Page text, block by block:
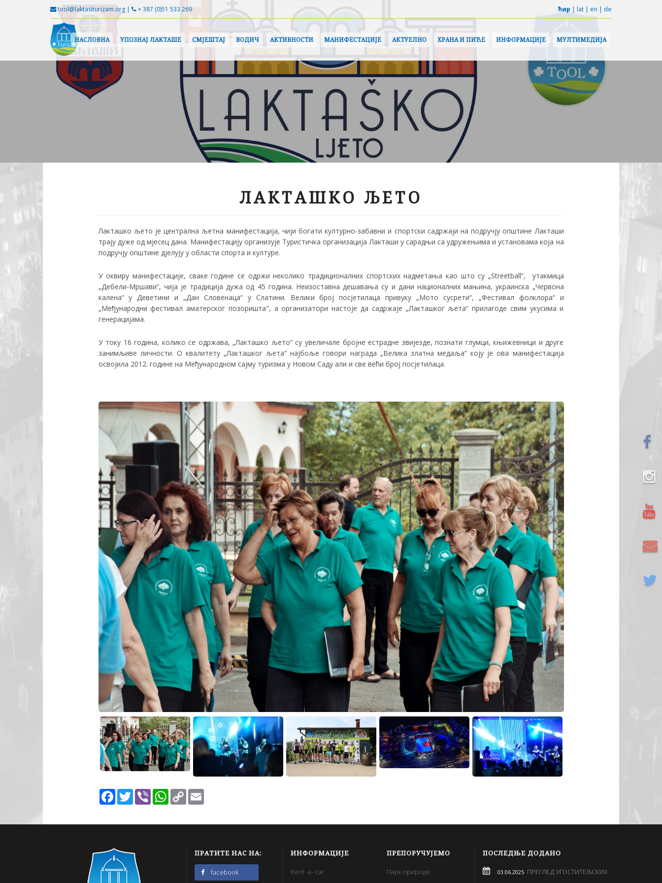
tool@laktasiturizam.org | + 387 (0)51 533 269 ћир | lat | en | de
НАСЛОВНА УПОЗНАЈ ЛАКТАШЕ СМЈЕШТАЈ ВОДИЧ АКТИВНОСТИ МАНИФЕСТАЦИЈЕ АКТУЕЛНО ХРАНА И ПИЋЕ ИНФОРМАЦИЈЕ МУЛТИМЕДИЈА
ЛАКТАШКО ЉЕТО
Лакташко љето је централна љетна манифестација, чији богати културно-забавни и спортски садржаји на подручју општине Лакташи
трају дуже од мјесец дана. Манифестацију организује Туристичка организација Лакташи у сарадњи са удружењима и установама која на
подручју општине дјелују у области спорта и културе.
У оквиру манифестације, сваке године се одржи неколико традиционалних спортских надметања као што су „Streetball“, утакмица
„Дебели-Мршави“, чија је традиција дужа од 45 година. Неизоставна дешавања су и дани националних мањина, украинска „Червона
калена“ у Деветини и „Дан Словенаца“ у Слатини. Велики број посјетилаца привуку „Мото сусрети“, „Фестивал фолклора“ и
„Међународни фестивал аматерског позоришта", а организатори настоје да садржаје „Лакташког љета“ прилагоде свим укусима и
генерацијама.
У току 16 година, колико се одржава, „Лакташко љето“ су увеличале бројне естрадне звијезде, познати глумци, књижевници и друге
занимљиве личности. О квалитету „Лакташког љета“ најбоље говори награда „Велика златна медаља“ коју је ова манифестација
освојила 2012. године на Међународном сајму туризма у Новом Саду али и све већи број посјетилаца.
Facebook
TwitterViber WhatsApp
Copy
Link
Email
ПРАТИТЕ НАС НА:
facebook
ИНФОРМАЦИЈЕ
Rent -a- car
ПРЕПОРУЧУЈЕМО
Парк природе
ПОСЛЕДЊЕ ДОДАНО
03.06.2025ПРЕГЛЕД УГОСТИТЕЉСКИХ